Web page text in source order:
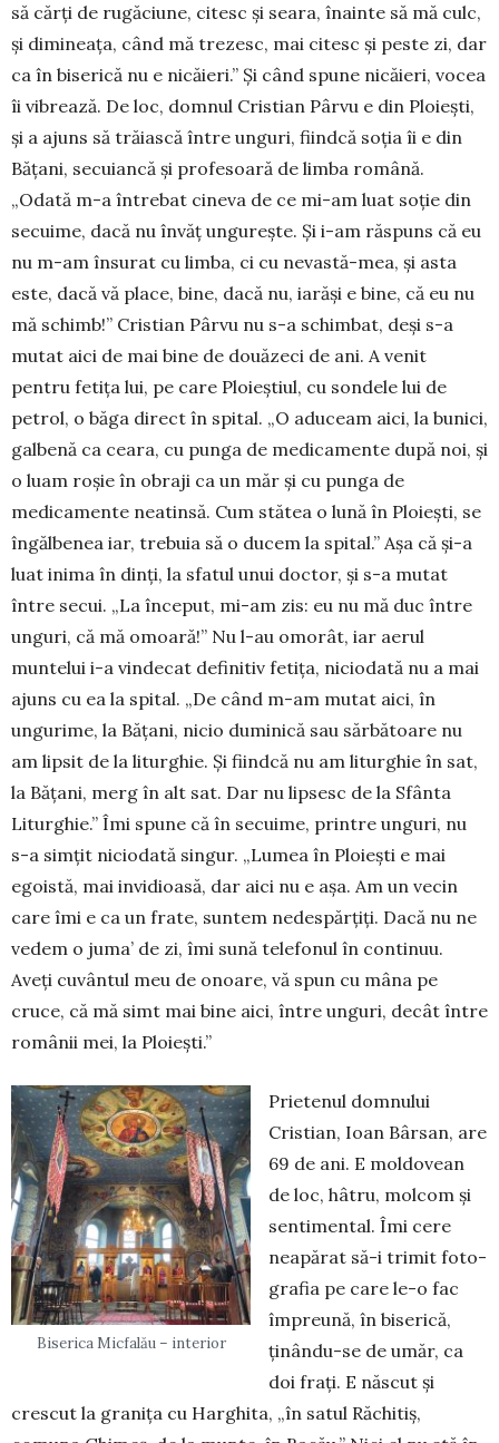
să cărți de rugăciune, citesc și seara, înainte să mă culc,
și dimineața, când mă trezesc, mai citesc și peste zi, dar
ca în biserică nu e nicăieri.” Și când spune nicăieri, vocea
îi vibrează. De loc, domnul Cristian Pârvu e din Ploiești,
și a ajuns să trăiască între unguri, fiindcă soția îi e din
Bățani, secuiancă și profesoară de limba română.
„Odată m-a întrebat cineva de ce mi-am luat soție din
secuime, dacă nu învăț un­gurește. Și i-am răspuns că eu
nu m-am însurat cu limba, ci cu nevastă-mea, și asta
este, dacă vă place, bine, dacă nu, iarăși e bine, că eu nu
mă schimb!” Cristian Pârvu nu s-a schimbat, deși s-a
mutat aici de mai bine de două­zeci de ani. A venit
pentru fetița lui, pe care Ploieștiul, cu sondele lui de
petrol, o băga direct în spital. „O aduceam aici, la bunici,
galbe­nă ca ceara, cu pun­ga de medicamente după noi, și
o luam roșie în obraji ca un măr și cu punga de
medicamente neatin­să. Cum stătea o lună în Ploiești, se
îngăl­benea iar, trebuia să o ducem la spital.” Așa că și-a
luat inima în dinți, la sfatul unui doctor, și s-a mutat
între secui. „La înce­put, mi-am zis: eu nu mă duc între
unguri, că mă omoară!” Nu l-au omorât, iar aerul
muntelui i-a vindecat defi­nitiv fetița, niciodată nu a mai
ajuns cu ea la spital. „De când m-am mutat aici, în
ungurime, la Bă­țani, nicio duminică sau sărbătoare nu
am lipsit de la liturghie. Și fiindcă nu am liturghie în sat,
la Bățani, merg în alt sat. Dar nu lipsesc de la Sfânta
Liturghie.” Îmi spune că în secuime, printre un­guri, nu
s-a simțit ni­ciodată singur. „Lu­mea în Ploiești e mai
egoistă, mai in­vidioasă, dar aici nu e așa. Am un vecin
care îmi e ca un fra­te, suntem nedes­păr­țiți. Dacă nu ne
vedem o juma’ de zi, îmi sună telefonul în continuu.
Aveți cu­vân­tul meu de onoa­re, vă spun cu mâna pe
cruce, că mă simt mai bine aici, între unguri, decât între
românii mei, la Plo­iești.”
Biserica Micfalău – interior
Prietenul dom­nu­lui
Cristian, Ioan Bârsan, are
69 de ani. E moldovean
de loc, hâtru, molcom și
sentimental. Îmi cere
neapărat să-i trimit foto­
gra­fia pe care le-o fac
împreună, în biserică,
ținân­du-se de umăr, ca
doi frați. E născut și
crescut la granița cu Harghita, „în satul Răchitiș,